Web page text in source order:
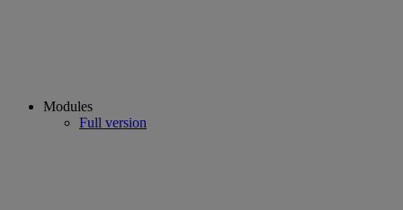
Modules
Full version